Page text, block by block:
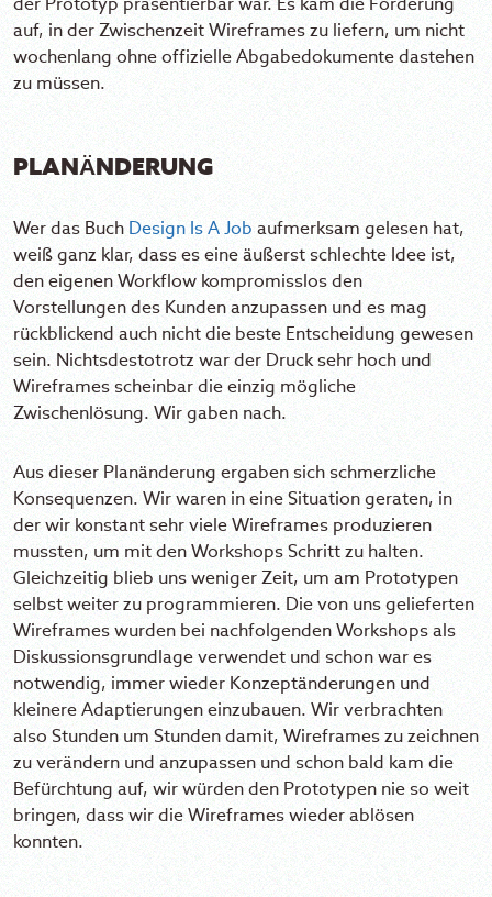
auf, in der Zwischenzeit Wireframes zu liefern, um nicht
wochenlang ohne offizielle Abgabedokumente dastehen
zu müssen.
PLANÄNDERUNG
Wer das Buch Design Is A Job aufmerksam gelesen hat,
weiß ganz klar, dass es eine äußerst schlechte Idee ist,
den eigenen Workflow kompromisslos den
Vorstellungen des Kunden anzupassen und es mag
rückblickend auch nicht die beste Entscheidung gewesen
sein. Nichtsdestotrotz war der Druck sehr hoch und
Wireframes scheinbar die einzig mögliche
Zwischenlösung. Wir gaben nach.
Aus dieser Planänderung ergaben sich schmerzliche
Konsequenzen. Wir waren in eine Situation geraten, in
der wir konstant sehr viele Wireframes produzieren
mussten, um mit den Workshops Schritt zu halten.
Gleichzeitig blieb uns weniger Zeit, um am Prototypen
selbst weiter zu programmieren. Die von uns gelieferten
Wireframes wurden bei nachfolgenden Workshops als
Diskussionsgrundlage verwendet und schon war es
notwendig, immer wieder Konzeptänderungen und
kleinere Adaptierungen einzubauen. Wir verbrachten
also Stunden um Stunden damit, Wireframes zu zeichnen
zu verändern und anzupassen und schon bald kam die
Befürchtung auf, wir würden den Prototypen nie so weit
bringen, dass wir die Wireframes wieder ablösen
konnten.